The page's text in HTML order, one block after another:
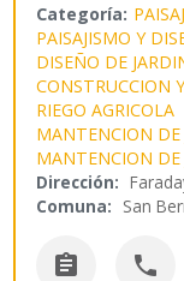
Categoría:
PAISAJISMO Y
DISEÑO DE
CONSTRUCCION
RIEGO AGRICOLA
MANTENCION DE
MANTENCION DE
Dirección:
Comuna: San
 